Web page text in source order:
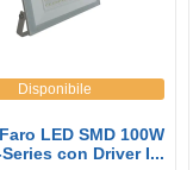
Disponibile
LED SMD 100W
con Driver I...